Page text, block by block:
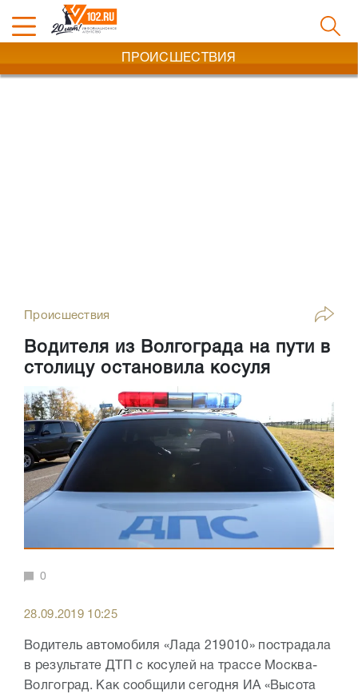
ПРОИСШЕСТВИЯ
Происшествия
Водителя из Волгограда на пути в
столицу остановила косуля
0
28.09.2019 10:25
Водитель автомобиля «Лада 219010» пострадала
в результате ДТП с косулей на трассе Москва-
Волгоград. Как сообщили сегодня ИА «Высота